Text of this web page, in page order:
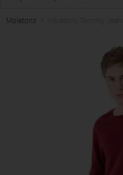
Moletons